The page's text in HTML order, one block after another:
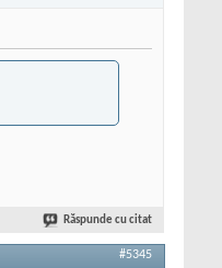
Răspunde cu citat
#5345